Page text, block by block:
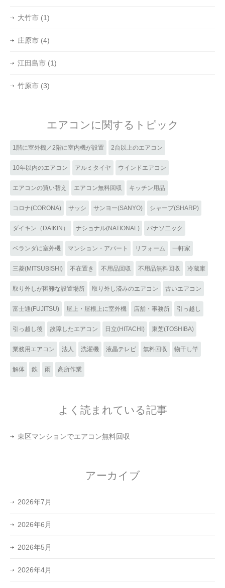
大竹市 (1)
庄原市 (4)
江田島市 (1)
竹原市 (3)
エアコンに関するトピック
1階に室外機／2階に室内機が設置 2台以上のエアコン
10年以内のエアコン アルミタイヤ ウインドエアコン
エアコンの買い替え エアコン無料回収 キッチン用品
コロナ(CORONA) サッシ サンヨー(SANYO) シャープ(SHARP)
ダイキン（DAIKIN） ナショナル(NATIONAL) パナソ二ック
ベランダに室外機 マンション・アパート リフォーム 一軒家
三菱(MITSUBISHI) 不在置き 不用品回収 不用品無料回収 冷蔵庫
取り外しが困難な設置場所 取り外し済みのエアコン 古いエアコン
富士通(FUJITSU) 屋上・屋根上に室外機 店舗・事務所 引っ越し
引っ越し後 故障したエアコン 日立(HITACHI) 東芝(TOSHIBA)
業務用エアコン 法人 洗濯機 液晶テレビ 無料回収 物干し竿
解体 鉄 雨 高所作業
よく読まれている記事
東区マンションでエアコン無料回収
アーカイブ
2026年7月
2026年6月
2026年5月
2026年4月